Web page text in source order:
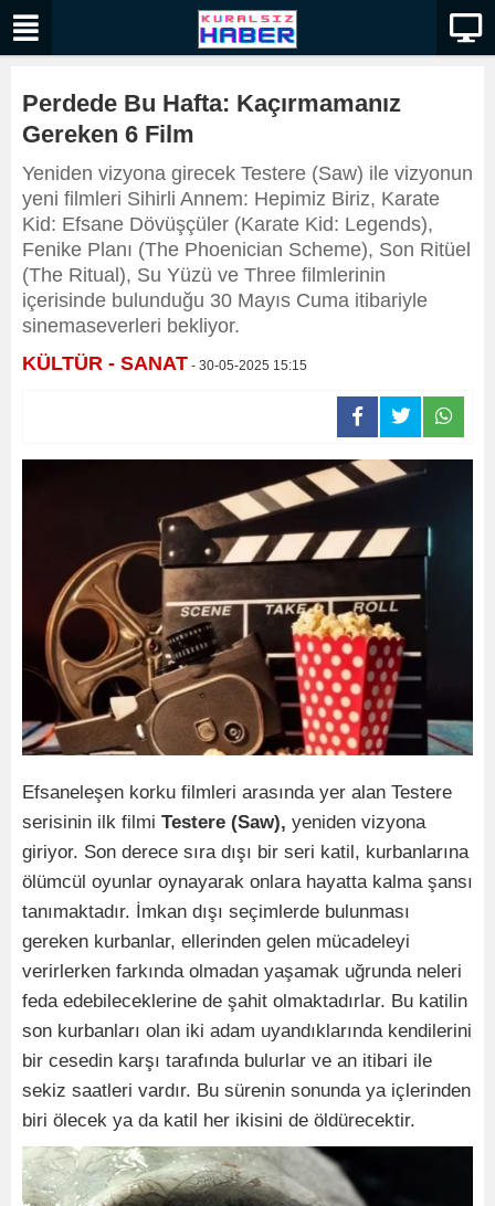
Perdede Bu Hafta: Kaçırmamanız
Gereken 6 Film
Yeniden vizyona girecek Testere (Saw) ile vizyonun
yeni filmleri Sihirli Annem: Hepimiz Biriz, Karate
Kid: Efsane Dövüşçüler (Karate Kid: Legends),
Fenike Planı (The Phoenician Scheme), Son Ritüel
(The Ritual), Su Yüzü ve Three filmlerinin
içerisinde bulunduğu 30 Mayıs Cuma itibariyle
sinemaseverleri bekliyor.
KÜLTÜR - SANAT - 30-05-2025 15:15
Efsaneleşen korku filmleri arasında yer alan Testere
serisinin ilk filmi Testere (Saw), yeniden vizyona
giriyor. Son derece sıra dışı bir seri katil, kurbanlarına
ölümcül oyunlar oynayarak onlara hayatta kalma şansı
tanımaktadır. İmkan dışı seçimlerde bulunması
gereken kurbanlar, ellerinden gelen mücadeleyi
verirlerken farkında olmadan yaşamak uğrunda neleri
feda edebileceklerine de şahit olmaktadırlar. Bu katilin
son kurbanları olan iki adam uyandıklarında kendilerini
bir cesedin karşı tarafında bulurlar ve an itibari ile
sekiz saatleri vardır. Bu sürenin sonunda ya içlerinden
biri ölecek ya da katil her ikisini de öldürecektir.